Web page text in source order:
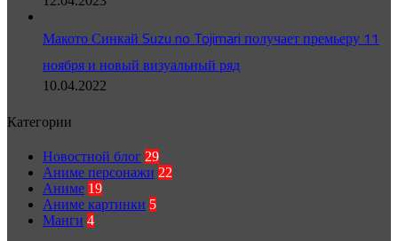
Макото Синкай Suzu no Tojimari получает премьеру 11
ноября и новый визуальный ряд
10.04.2022
Категории
Новостной блог 29
Аниме персонажи 22
Аниме 19
Аниме картинки 5
Манги 4